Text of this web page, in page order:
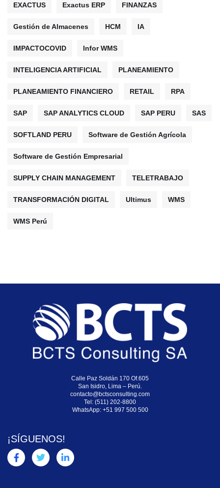
EXACTUS Exactus ERP FINANZAS
Gestión de Almacenes HCM IA
IMPACTOCOVID Infor WMS
INTELIGENCIA ARTIFICIAL PLANEAMIENTO
PLANEAMIENTO FINANCIERO RETAIL RPA
SAP SAP ANALYTICS CLOUD SAP PERU SAS
SOFTLAND PERU Software de Gestión Agrícola
Software de Gestión Empresarial
SUPPLY CHAIN MANAGEMENT TELETRABAJO
TRANSFORMACIÓN DIGITAL Ultimus WMS
WMS Perú
Calle Paz Soldán 170 Of.605
San Isidro, Lima – Perú.
contacto@bctsconsulting.com
Tel: (511) 202-8800
WhatsApp: +51 997 500 500
¡SÍGUENOS!